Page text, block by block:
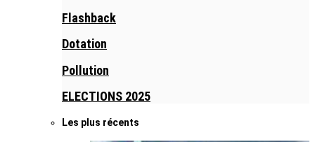
Flashback
Dotation
Pollution
ELECTIONS 2025
Les plus récents